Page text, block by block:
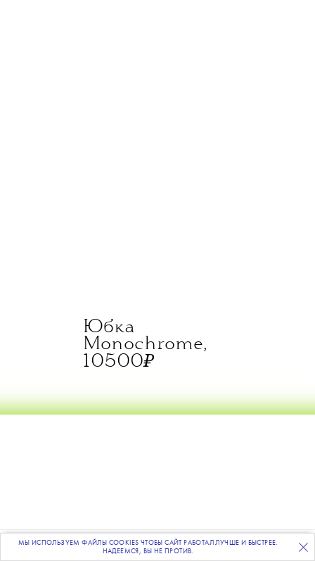
ПОДПИСЫВАЙТЕСЬНА НАШУ ВЕЧЕРНЮЮ РАССЫЛКУ
Юбка
Monochrome,
10500₽
МЫ ИСПОЛЬЗУЕМ ФАЙЛЫ COOKIES ЧТОБЫ САЙТ РАБОТАЛ ЛУЧШЕ И БЫСТРЕЕ.
НАДЕЕМСЯ, ВЫ НЕ ПРОТИВ.